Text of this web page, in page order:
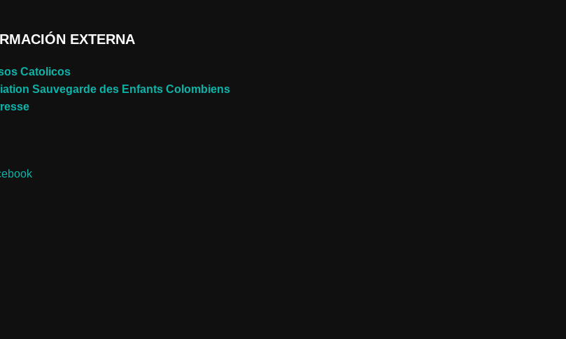
EXTERNA
Catolicos
Sauvegarde des Enfants Colombiens